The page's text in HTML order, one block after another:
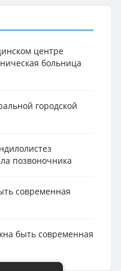
центре
больница
городской
позвоночника
современная
быть современная